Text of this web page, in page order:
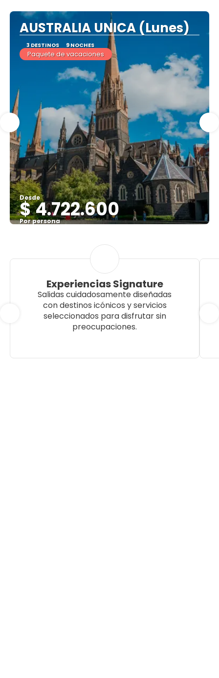
AUSTRALIA UNICA (Lunes)
3 DESTINOS 9 NOCHES
Paquete de vacaciones
Desde
$ 4.722.600
Por persona
Experiencias Signature
Salidas cuidadosamente diseñadas
con destinos icónicos y servicios
seleccionados para disfrutar sin
preocupaciones.